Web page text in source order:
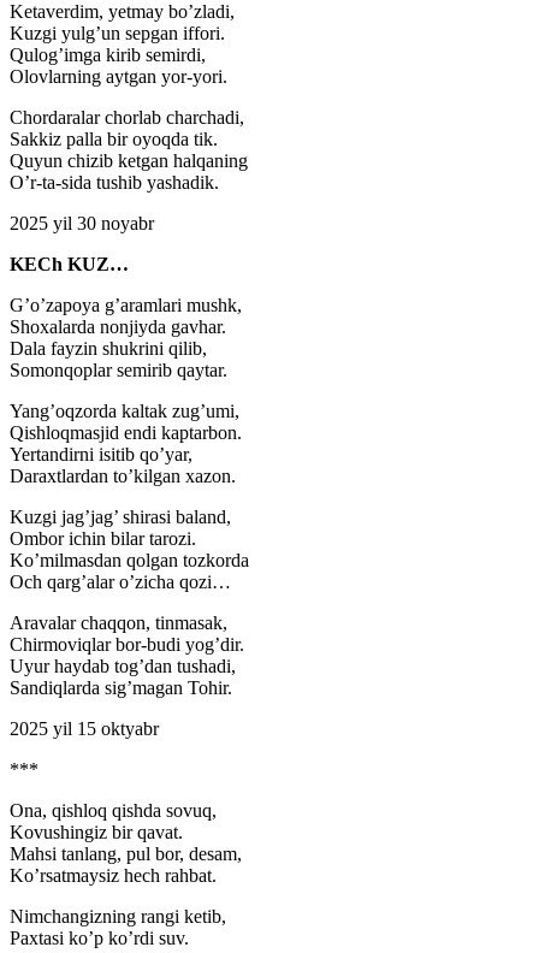
Ketaverdim, yetmay bo’zladi,
Kuzgi yulg’un sepgan iffori.
Qulog’imga kirib semirdi,
Olovlarning aytgan yor-yori.
Chordaralar chorlab charchadi,
Sakkiz palla bir oyoqda tik.
Quyun chizib ketgan halqaning
O’r-ta-sida tushib yashadik.
2025 yil 30 noyabr
KECh KUZ…
G’o’zapoya g’aramlari mushk,
Shoxalarda nonjiyda gavhar.
Dala fayzin shukrini qilib,
Somonqoplar semirib qaytar.
Yang’oqzorda kaltak zug’umi,
Qishloqmasjid endi kaptarbon.
Yertandirni isitib qo’yar,
Daraxtlardan to’kilgan xazon.
Kuzgi jag’jag’ shirasi baland,
Ombor ichin bilar tarozi.
Ko’milmasdan qolgan tozkorda
Och qarg’alar o’zicha qozi…
Aravalar chaqqon, tinmasak,
Chirmoviqlar bor-budi yog’dir.
Uyur haydab tog’dan tushadi,
Sandiqlarda sig’magan Tohir.
2025 yil 15 oktyabr
***
Ona, qishloq qishda sovuq,
Kovushingiz bir qavat.
Mahsi tanlang, pul bor, desam,
Ko’rsatmaysiz hech rahbat.
Nimchangizning rangi ketib,
Paxtasi ko’p ko’rdi suv.